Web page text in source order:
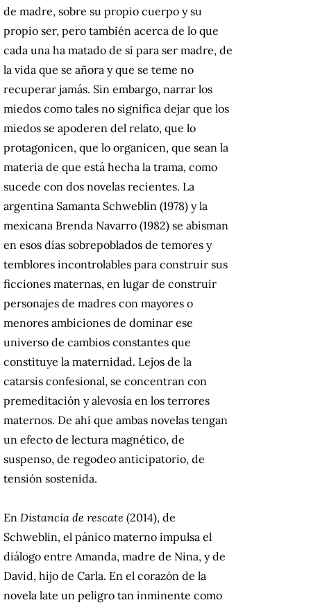
de madre, sobre su propio cuerpo y su
propio ser, pero también acerca de lo que
cada una ha matado de sí para ser madre, de
la vida que se añora y que se teme no
recuperar jamás. Sin embargo, narrar los
miedos como tales no significa dejar que los
miedos se apoderen del relato, que lo
protagonicen, que lo organicen, que sean la
materia de que está hecha la trama, como
sucede con dos novelas recientes. La
argentina Samanta Schweblin (1978) y la
mexicana Brenda Navarro (1982) se abisman
en esos días sobrepoblados de temores y
temblores incontrolables para construir sus
ficciones maternas, en lugar de construir
personajes de madres con mayores o
menores ambiciones de dominar ese
universo de cambios constantes que
constituye la maternidad. Lejos de la
catarsis confesional, se concentran con
premeditación y alevosía en los terrores
maternos. De ahí que ambas novelas tengan
un efecto de lectura magnético, de
suspenso, de regodeo anticipatorio, de
tensión sostenida.
En Distancia de rescate (2014), de
Schweblin, el pánico materno impulsa el
diálogo entre Amanda, madre de Nina, y de
David, hijo de Carla. En el corazón de la
novela late un peligro tan inminente como